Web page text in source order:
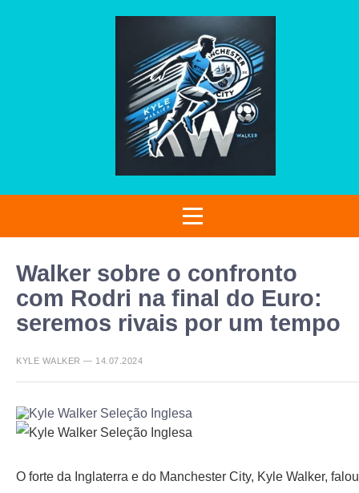
Walker sobre o confronto
com Rodri na final do Euro:
seremos rivais por um tempo
KYLE WALKER — 14.07.2024
O forte da Inglaterra e do Manchester City, Kyle Walker, falou